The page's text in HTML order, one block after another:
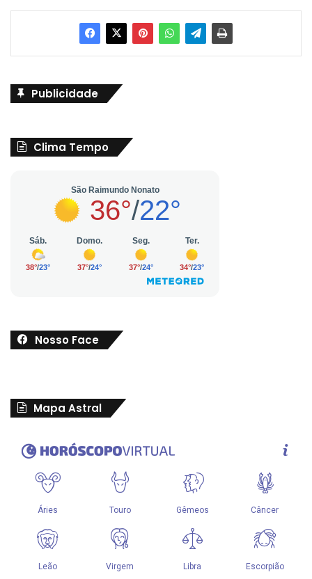
Publicidade
Clima Tempo
Nosso Face
Mapa Astral